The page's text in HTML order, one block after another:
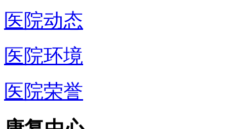
医院动态
医院环境
医院荣誉